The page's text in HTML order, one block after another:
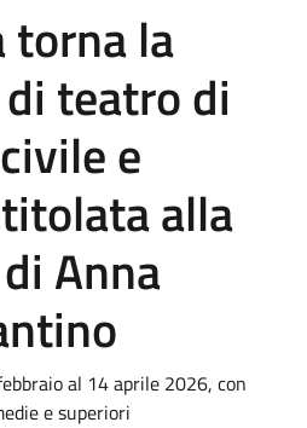
torna la
teatro di
e
alla
Anna
al 14 aprile 2026, con
e superiori